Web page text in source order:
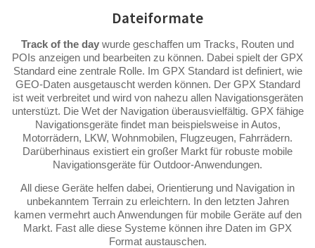
Dateiformate
Track of the day wurde geschaffen um Tracks, Routen und
POIs anzeigen und bearbeiten zu können. Dabei spielt der GPX
Standard eine zentrale Rolle. Im GPX Standard ist definiert, wie
GEO-Daten ausgetauscht werden können. Der GPX Standard
ist weit verbreitet und wird von nahezu allen Navigationsgeräten
unterstüzt. Die Wet der Navigation überausvielfältig. GPX fähige
Navigationsgeräte findet man beispielsweise in Autos,
Motorrädern, LKW, Wohnmobilen, Flugzeugen, Fahrrädern.
Darüberhinaus existiert ein großer Markt für robuste mobile
Navigationsgeräte für Outdoor-Anwendungen.
All diese Geräte helfen dabei, Orientierung und Navigation in
unbekanntem Terrain zu erleichtern. In den letzten Jahren
kamen vermehrt auch Anwendungen für mobile Geräte auf den
Markt. Fast alle diese Systeme können ihre Daten im GPX
Format austauschen.